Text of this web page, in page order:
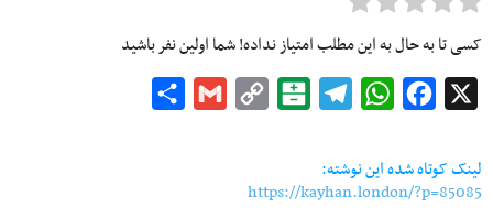
کسی تا به حال به این مطلب امتیاز نداده! شما اولین نفر باشید
Facebook
WhatsApp
Telegram
Balatarin
Copy
Gmail
لینک کوتاه شده این نوشته:
https://kayhan.london/?p=85085